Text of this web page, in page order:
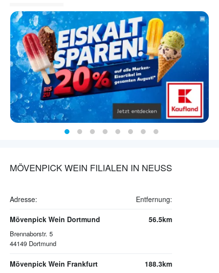
MÖVENPICK WEIN FILIALEN IN NEUSS
Adresse: Entfernung:
Mövenpick Wein Dortmund
Brennaborstr. 5
44149 Dortmund
56.5km
Mövenpick Wein Frankfurt 188.3km